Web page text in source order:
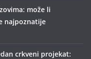
može li
najpoznatije
crkveni projekat: